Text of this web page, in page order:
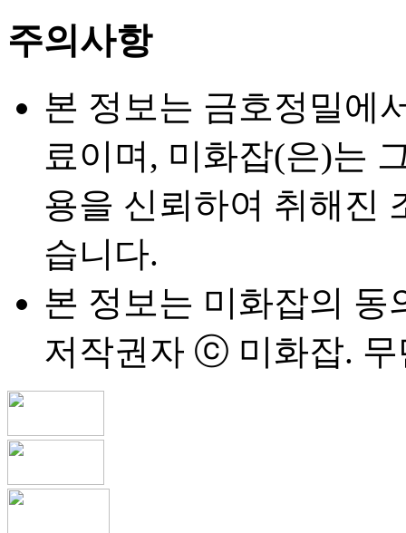
주의사항
본 정보는 금호정밀에
료이며, 미화잡(은)는
용을 신뢰하여 취해진
습니다.
본 정보는 미화잡의 동
저작권자 ⓒ 미화잡.